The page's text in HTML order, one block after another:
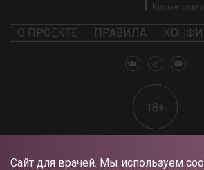
Сайт для врачей. Мы используем
О ПРОЕКТЕ ПРАВИЛА
18+